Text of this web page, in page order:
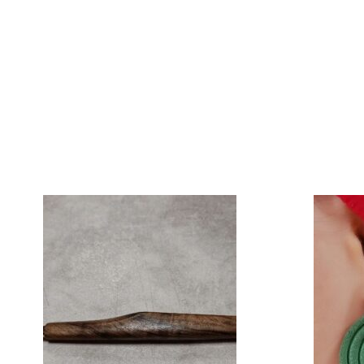
قیمت
فعلی: